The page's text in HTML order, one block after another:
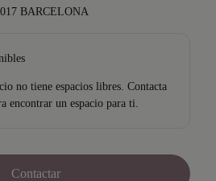
BARCELONA
no tiene espacios libres. Contacta
encontrar un espacio para ti.
Contactar